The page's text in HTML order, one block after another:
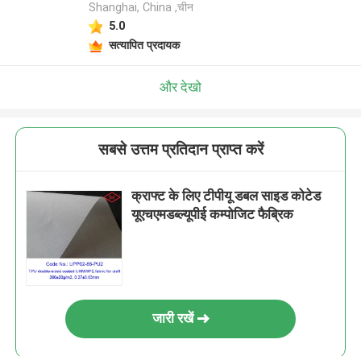
Shanghai, China ,चीन
5.0
सत्यापित प्रदायक
और देखो
सबसे उत्तम प्रतिदान प्राप्त करें
क्राफ्ट के लिए टीपीयू डबल साइड कोटेड
यूएचएमडब्ल्यूपीई कम्पोजिट फैब्रिक
जारी रखें